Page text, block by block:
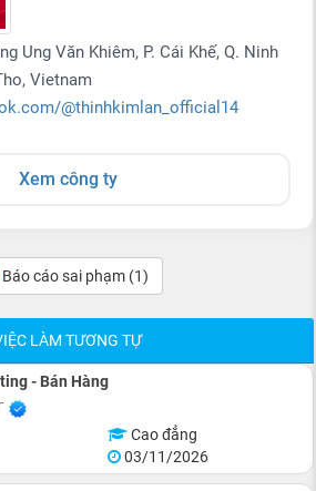
Ung Văn Khiêm, P. Cái Khế, Q. Ninh
Vietnam
@thinhkimlan_official14
Xem công ty
Báo cáo sai phạm (1)
LÀM TƯƠNG TỰ
- Bán Hàng
Cao đẳng
03/11/2026